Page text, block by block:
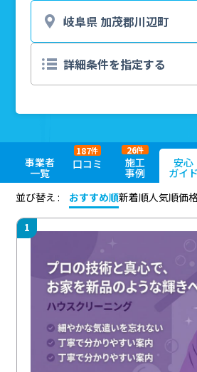
事業者
一覧
口コミ
187件
施工
事例
26件
安心
ガイド
並び替え :
おすすめ順新着順人気順価
1